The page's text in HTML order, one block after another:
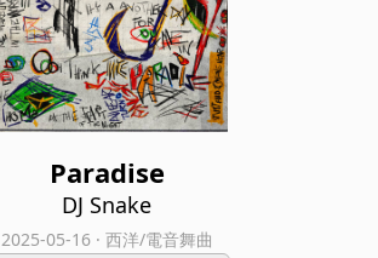
Paradise
DJ Snake
2025-05-16 · 西洋/電音舞曲